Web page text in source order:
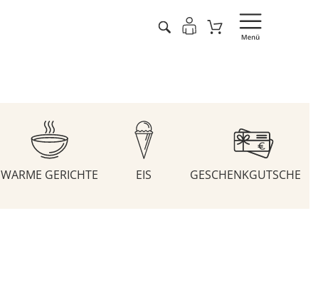
WARME GERICHTE EIS GESCHENKGUTSCHEINE